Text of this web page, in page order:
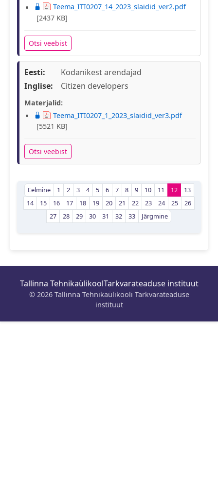
Teema_ITI0207_14_2023_slaidid_ver2.pdf
[2437 KB]
Otsi veebist
Eesti:
Kodanikest arendajad
Inglise:
Citizen developers
Materjalid:
Teema_ITI0207_1_2023_slaidid_ver3.pdf
[5521 KB]
Otsi veebist
Eelmine 1 2 3 4 5 6 7 8 9 10 11 12
13
14
15 16 17 18 19 20 21 22 23 24 25
26
27
28 29 30 31 32 33 Järgmine
Tallinna TehnikaülikoolTarkvarateaduse instituut
© 2026 Tallinna Tehnikaülikooli Tarkvarateaduse
instituut